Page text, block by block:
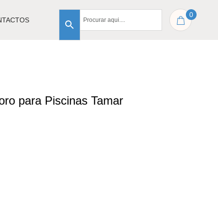
0
para Piscinas Tamar